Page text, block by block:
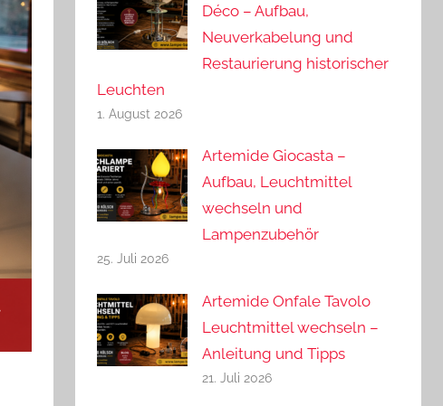
Déco – Aufbau,
Neuverkabelung und
Restaurierung historischer
Leuchten
1. August 2026
Artemide Giocasta –
Aufbau, Leuchtmittel
wechseln und
Lampenzubehör
25. Juli 2026
Artemide Onfale Tavolo
Leuchtmittel wechseln –
Anleitung und Tipps
21. Juli 2026